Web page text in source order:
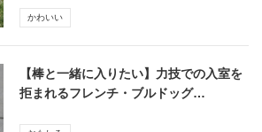
かわいい
【棒と一緒に入りたい】力技での入室を
拒まれるフレンチ・ブルドッグ…